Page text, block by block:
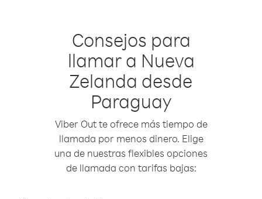
Consejos para
llamar a Nueva
Zelanda desde
Paraguay
Viber Out te ofrece más tiempo de
llamada por menos dinero. Elige
una de nuestras flexibles opciones
de llamada con tarifas bajas: